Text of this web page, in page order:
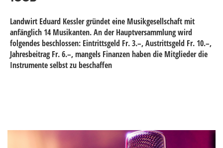
Landwirt Eduard Kessler gründet eine Musikgesellschaft mit
anfänglich 14 Musikanten. An der Hauptversammlung wird
folgendes beschlossen: Eintrittsgeld Fr. 3.–, Austrittsgeld Fr. 10.–,
Jahresbeitrag Fr. 6.–, mangels Finanzen haben die Mitglieder die
Instrumente selbst zu beschaffen